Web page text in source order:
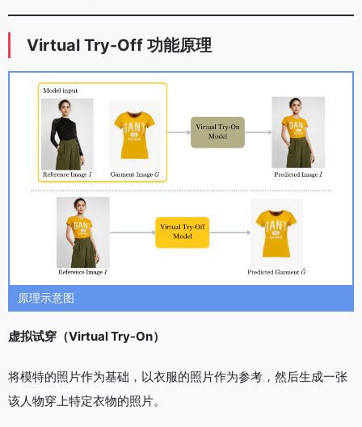
Virtual Try-Off 功能原理
原理示意图
虚拟试穿（Virtual Try-On）
将模特的照片作为基础，以衣服的照片作为参考，然后生成一张
该人物穿上特定衣物的照片。